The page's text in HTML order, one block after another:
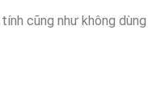
cũng như không dùng